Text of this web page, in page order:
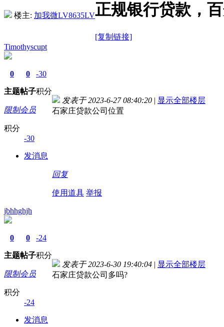
楼主: 加我微LV8635LV正规银行贷款，
[复制链接]
Timothyscupt
0
主题
0
帖子
-30
积分
限制会员
积分
-30
发消息
发表于 2023-6-27 08:40:20 | 显示全部楼层
石家庄贷款公司位置
回复
使用道具 举报
jbhhghjh
0
主题
0
帖子
-24
积分
限制会员
积分
-24
发消息
发表于 2023-6-30 19:40:04 | 显示全部楼层
石家庄贷款公司多吗?